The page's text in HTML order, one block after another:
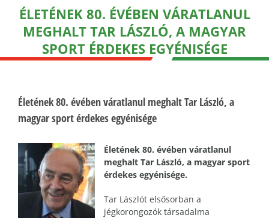
ÉLETÉNEK 80. ÉVÉBEN VÁRATLANUL
MEGHALT TAR LÁSZLÓ, A MAGYAR
SPORT ÉRDEKES EGYÉNISÉGE
Életének 80. évében váratlanul meghalt Tar László, a
magyar sport érdekes egyénisége
Életének 80. évében váratlanul
meghalt Tar László, a magyar sport
érdekes egyénisége.
Tar Lászlót elsősorban a
jégkorongozók társadalma